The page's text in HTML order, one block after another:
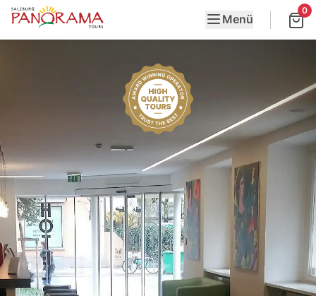
Menü
0